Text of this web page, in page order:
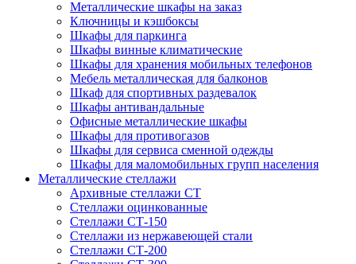
Металлические шкафы на заказ
Ключницы и кэшбоксы
Шкафы для паркинга
Шкафы винные климатические
Шкафы для хранения мобильных телефонов
Мебель металлическая для балконов
Шкаф для спортивных раздевалок
Шкафы антивандальные
Офисные металлические шкафы
Шкафы для противогазов
Шкафы для сервиса сменной одежды
Шкафы для маломобильных групп населения
Металлические стеллажи
Архивные стеллажи СТ
Стеллажи оцинкованные
Стеллажи СТ-150
Стеллажи из нержавеющей стали
Стеллажи СТ-200